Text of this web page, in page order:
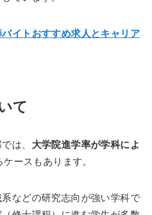
バイトおすすめ求人とキャリア
て
は、 大学院進学率が学科によ
ースもあります。
などの研究志向が強い学科で